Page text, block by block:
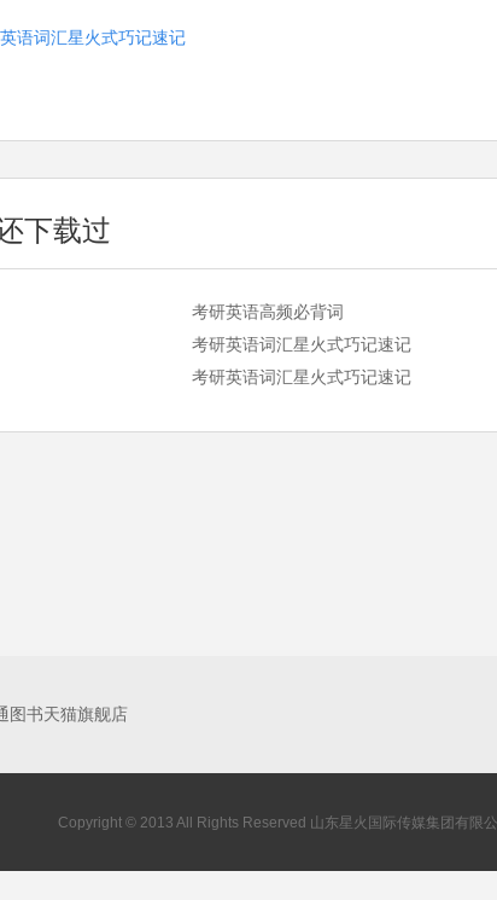
语词汇星火式巧记速记
下载过
考研英语高频必背词
考研英语词汇星火式巧记速记
考研英语词汇星火式巧记速记
图书天猫旗舰店
Copyright © 2013 All Rights Reserved 山东星火国际传媒集团有限